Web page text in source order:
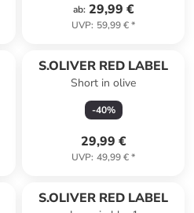
ab: 29,99 €
UVP: 59,99 €*
S.OLIVER RED LABEL
Short in olive
-40%
29,99 €
UVP: 49,99 €*
S.OLIVER RED LABEL